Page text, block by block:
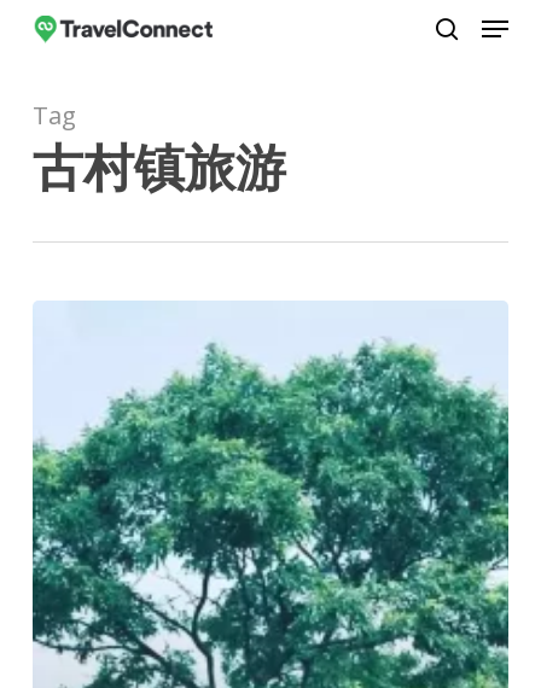
Skip
content
Menu
Tag
古村镇旅游